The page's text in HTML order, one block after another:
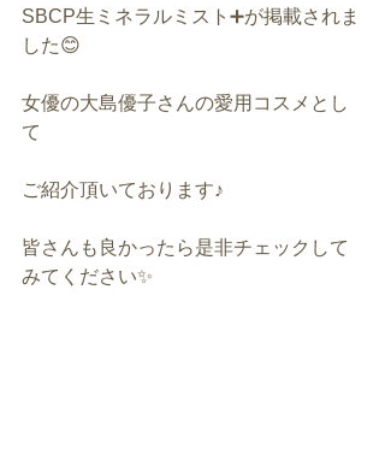
SBCP生ミネラルミスト➕が掲載されま
した😊
女優の大島優子さんの愛用コスメとし
て
ご紹介頂いております♪
皆さんも良かったら是非チェックして
みてください✨